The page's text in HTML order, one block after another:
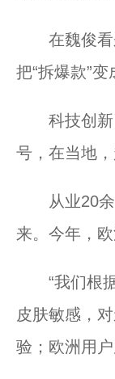
在魏俊看来
把“拆爆款”变
科技创新已
号，在当地
从业20余
来。今年，
“我们根据
皮肤敏感，
验；欧洲用